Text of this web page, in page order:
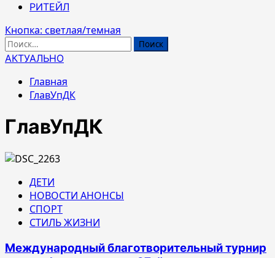
РИТЕЙЛ
Кнопка: светлая/темная
Найти:
АКТУАЛЬНО
Главная
ГлавУпДК
ГлавУпДК
ДЕТИ
НОВОСТИ АНОНСЫ
СПОРТ
СТИЛЬ ЖИЗНИ
Международный благотворительный турнир